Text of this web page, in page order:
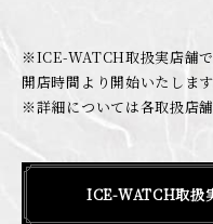
※ICE-WATCH取扱実店舗で
開店時間より開始いたします
※詳細については各取扱店
ICE-WATCH取扱